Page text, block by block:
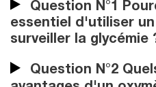
Question N°1
essentiel d'utiliser
surveiller la glycémie
Question N°2